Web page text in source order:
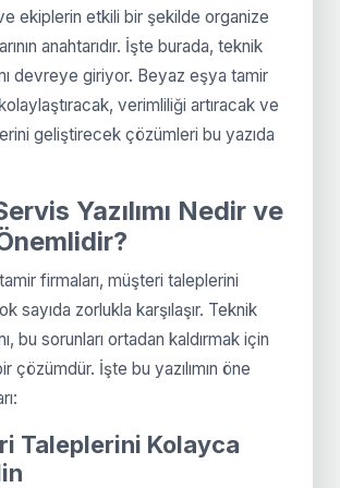
ekiplerin etkili bir şekilde organize
anahtarıdır. İşte burada, teknik
devreye giriyor. Beyaz eşya tamir
verimliliği artıracak ve
geliştirecek çözümleri bu yazıda
Yazılımı Nedir ve
firmaları, müşteri taleplerini
sayıda zorlukla karşılaşır. Teknik
bu sorunları ortadan kaldırmak için
çözümdür. İşte bu yazılımın öne
Taleplerini Kolayca